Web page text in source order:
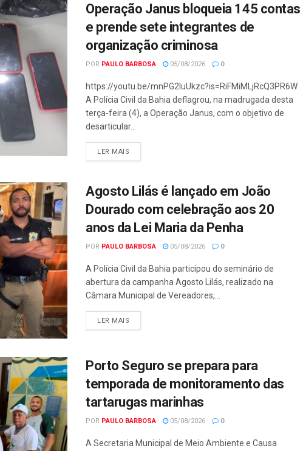
Operação Janus bloqueia 145 contas
e prende sete integrantes de
organização criminosa
POR PAULO BARBOSA 05/08/2026 0
https://youtu.be/mnPG2luUkzc?is=RiFMiMLjRcQ3PR6W
A Polícia Civil da Bahia deflagrou, na madrugada desta
terça-feira (4), a Operação Janus, com o objetivo de
desarticular...
LER MAIS
Agosto Lilás é lançado em João
Dourado com celebração aos 20
anos da Lei Maria da Penha
POR PAULO BARBOSA 05/08/2026 0
A Polícia Civil da Bahia participou do seminário de
abertura da campanha Agosto Lilás, realizado na
Câmara Municipal de Vereadores,...
LER MAIS
Porto Seguro se prepara para
temporada de monitoramento das
tartarugas marinhas
POR PAULO BARBOSA 05/08/2026 0
A Secretaria Municipal de Meio Ambiente e Causa